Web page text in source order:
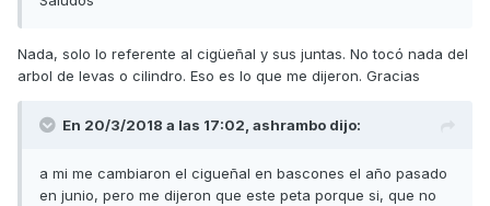
Nada, solo lo referente al cigüeñal y sus juntas. No tocó nada del
arbol de levas o cilindro. Eso es lo que me dijeron. Gracias
En 20/3/2018 a las 17:02, ashrambo dijo:
a mi me cambiaron el cigueñal en bascones el año pasado
en junio, pero me dijeron que este peta porque si, que no